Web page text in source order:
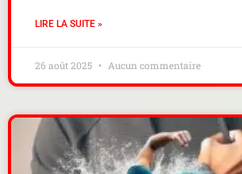
LIRE LA SUITE »
26 août 2025 Aucun commentaire